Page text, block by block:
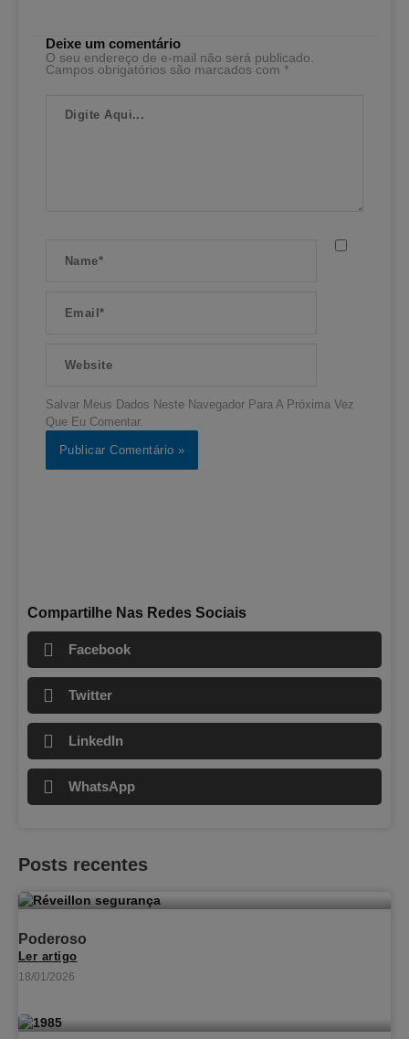
Deixe um comentário
O seu endereço de e-mail não será publicado.
Campos obrigatórios são marcados com *
Aqui...
Salvar Meus Dados Neste Navegador Para A Próxima Vez
Que Eu Comentar.
Compartilhe Nas Redes Sociais
Facebook
Twitter
LinkedIn
WhatsApp
Posts recentes
Poderoso
Ler artigo
18/01/2026